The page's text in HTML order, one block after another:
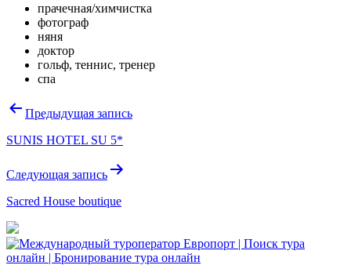
прачечная/химчистка
фотограф
няня
доктор
гольф, теннис, тренер
спа
Навигация
записям
Предыдущая запись
SUNIS HOTEL SU 5*
Следующая запись
Sacred House boutique